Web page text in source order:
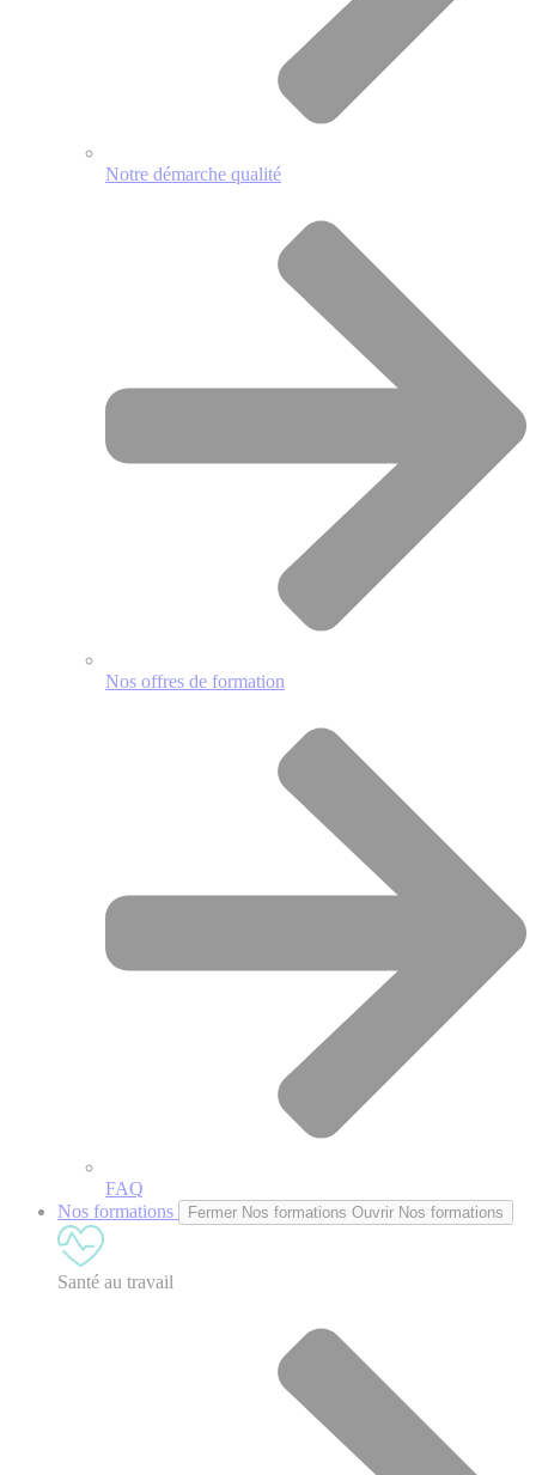
Notre démarche qualité
Nos offres de formation
FAQ
Nos formations
Fermer Nos formations Ouvrir Nos formations
Santé au travail